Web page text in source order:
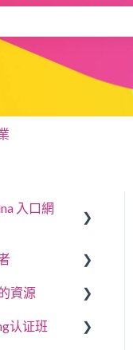
法提供建議。
入口網
成任務
請參與者和存
資源
指南
认证班